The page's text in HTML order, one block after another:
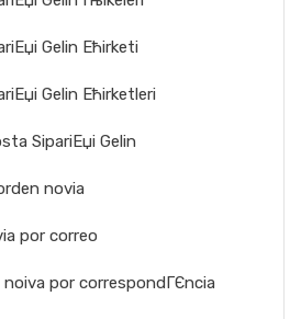
Gelin Ећirketi
Gelin Ећirketleri
SipariЕџi Gelin
novia
por correo
por correspondГЄncia